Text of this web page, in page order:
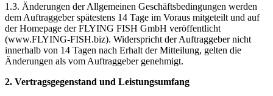
1.3. Änderungen der Allgemeinen Geschäftsbedingungen werden
dem Auftraggeber spätestens 14 Tage im Voraus mitgeteilt und auf
der Homepage der FLYING FISH GmbH veröffentlicht
(www.FLYING-FISH.biz). Widerspricht der Auftraggeber nicht
innerhalb von 14 Tagen nach Erhalt der Mitteilung, gelten die
Änderungen als vom Auftraggeber genehmigt.
2. Vertragsgegenstand und Leistungsumfang